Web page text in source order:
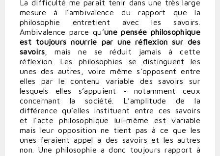
La difficulté me paraît tenir dans une très large
mesure à l’ambivalence du rapport que la
philosophie entretient avec les savoirs.
Ambivalence parce qu’une pensée philosophique
est toujours nourrie par une réflexion sur des
savoirs , mais ne se réduit jamais à cette
réflexion. Les philosophies se distinguent les
unes des autres, voire même s’opposent entre
elles par le contenu variable des savoirs sur
lesquels elles s’appuient - notamment ceux
concernant la société. L’amplitude de la
différence qu’elles instituent entre ces savoirs
et l’acte philosophique lui-même est variable
mais leur opposition ne tient pas à ce que les
unes feraient appel à des savoirs et les autres
non. Une philosophie a donc toujours rapport à